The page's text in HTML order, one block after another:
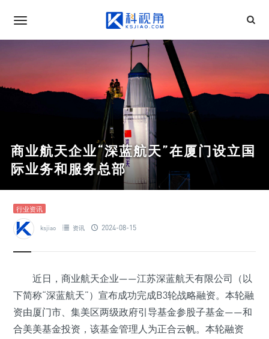
商业航天企业“深蓝航天”在厦门设立国
际业务和服务总部
行业资讯
ksjiao 资讯 2024-08-15
近日，商业航天企业——江苏深蓝航天有限公司（以
下简称“深蓝航天”）宣布成功完成B3轮战略融资。本轮融
资由厦门市、集美区两级政府引导基金参股子基金——和
合美美基金投资，该基金管理人为正合云帆。本轮融资